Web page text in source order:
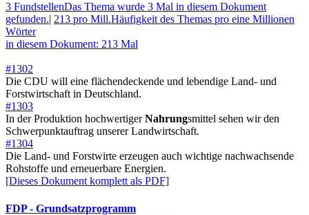
3 FundstellenDas Thema wurde 3 Mal in diesem Dokument
gefunden.| 213 pro Mill.Häufigkeit des Themas pro eine Millionen
Wörter
in diesem Dokument: 213 Mal
#1302
Die CDU will eine flächendeckende und lebendige Land- und
Forstwirtschaft in Deutschland.
#1303
In der Produktion hochwertigerNahrungsmittel sehen wir den
Schwerpunktauftrag unserer Landwirtschaft.
#1304
Die Land- und Forstwirte erzeugen auch wichtige nachwachsende
Rohstoffe und erneuerbare Energien.
[Dieses Dokument komplett als PDF]
FDP- Grundsatzprogramm